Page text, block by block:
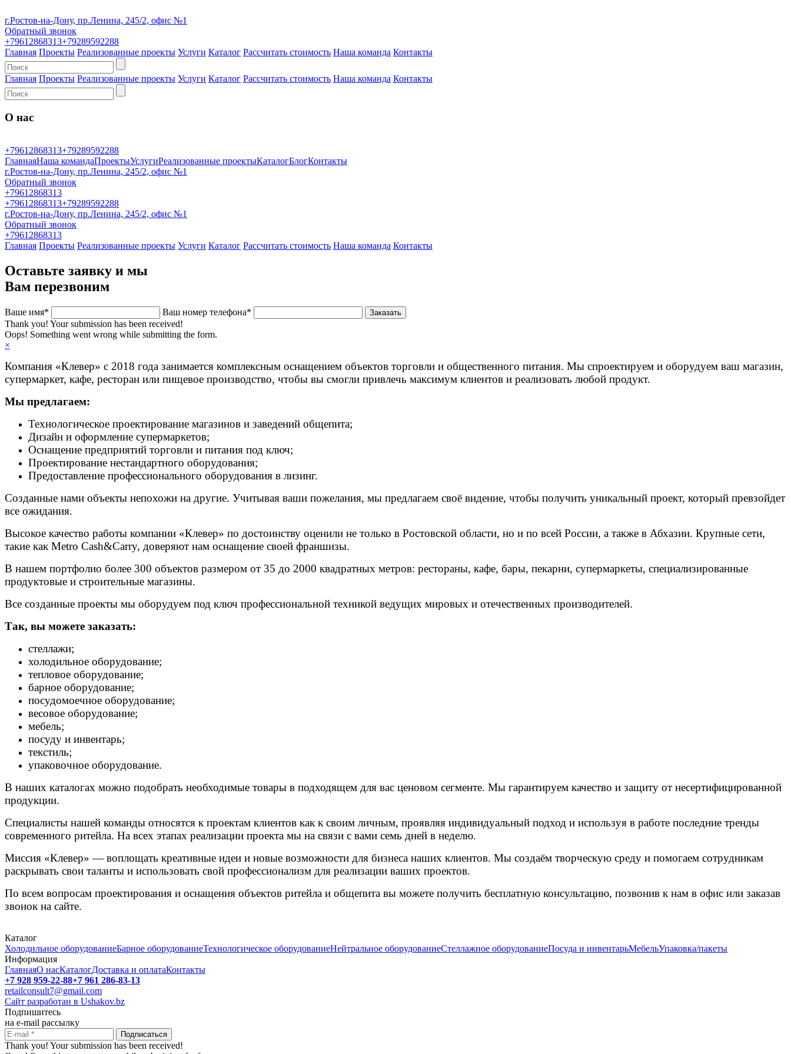
г.Ростов-на-Дону, пр.Ленина, 245/2, офис №1
Обратный звонок
+79612868313+79289592288
Главная Проекты Реализованные проекты Услуги Каталог Рассчитать стоимость Наша команда Контакты
Главная Проекты Реализованные проекты Услуги Каталог Рассчитать стоимость Наша команда Контакты
О нас
+79612868313+79289592288
ГлавнаяНаша командаПроектыУслугиРеализованные проектыКаталогБлогКонтакты
г.Ростов-на-Дону, пр.Ленина, 245/2, офис №1
Обратный звонок
+79612868313
+79612868313+79289592288
г.Ростов-на-Дону, пр.Ленина, 245/2, офис №1
Обратный звонок
+79612868313
Главная Проекты Реализованные проекты Услуги Каталог Рассчитать стоимость Наша команда Контакты
Оставьте заявку и мы
Вам перезвоним
Ваше имя*
Ваш номер телефона*
Thank you! Your submission has been received!
Oops! Something went wrong while submitting the form.
×
Компания «Клевер» с 2018 года занимается комплексным оснащением объектов торговли и общественного питания. Мы спроектируем и оборудуем ваш магазин,
супермаркет, кафе, ресторан или пищевое производство, чтобы вы смогли привлечь максимум клиентов и реализовать любой продукт.
Мы предлагаем:
Технологическое проектирование магазинов и заведений общепита;
Дизайн и оформление супермаркетов;
Оснащение предприятий торговли и питания под ключ;
Проектирование нестандартного оборудования;
Предоставление профессионального оборудования в лизинг.
Созданные нами объекты непохожи на другие. Учитывая ваши пожелания, мы предлагаем своё видение, чтобы получить уникальный проект, который превзойдет
все ожидания.
Высокое качество работы компании «Клевер» по достоинству оценили не только в Ростовской области, но и по всей России, а также в Абхазии. Крупные сети,
такие как Metro Cash&Carry, доверяют нам оснащение своей франшизы.
В нашем портфолио более 300 объектов размером от 35 до 2000 квадратных метров: рестораны, кафе, бары, пекарни, супермаркеты, специализированные
продуктовые и строительные магазины.
Все созданные проекты мы оборудуем под ключ профессиональной техникой ведущих мировых и отечественных производителей.
Так, вы можете заказать:
стеллажи;
холодильное оборудование;
тепловое оборудование;
барное оборудование;
посудомоечное оборудование;
весовое оборудование;
мебель;
посуду и инвентарь;
текстиль;
упаковочное оборудование.
В наших каталогах можно подобрать необходимые товары в подходящем для вас ценовом сегменте. Мы гарантируем качество и защиту от несертифицированной
продукции.
Специалисты нашей команды относятся к проектам клиентов как к своим личным, проявляя индивидуальный подход и используя в работе последние тренды
современного ритейла. На всех этапах реализации проекта мы на связи с вами семь дней в неделю.
Миссия «Клевер» — воплощать креативные идеи и новые возможности для бизнеса наших клиентов. Мы создаём творческую среду и помогаем сотрудникам
раскрывать свои таланты и использовать свой профессионализм для реализации ваших проектов.
По всем вопросам проектирования и оснащения объектов ритейла и общепита вы можете получить бесплатную консультацию, позвонив к нам в офис или заказав
звонок на сайте.
Каталог
Холодильное оборудованиеБарное оборудованиеТехнологическое оборудованиеНейтральное оборудованиеСтеллажное оборудованиеПосуда и инвентарьМебельУпаковка/пакеты
Информация
ГлавнаяО насКаталогДоставка и оплатаКонтакты
+7 928 959-22-88+7 961 286-83-13
retailconsult7@gmail.com
Сайт разработан в Ushakov.bz
Подпишитесь
на e-mail рассылку
Thank you! Your submission has been received!